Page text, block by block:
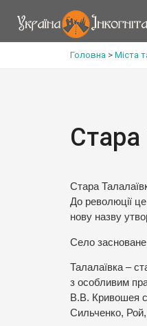
Головна > Міста
Стара
Стара
До революції
нову назву
Село
Талалаївка –
з особливим
В.В. Кривошея
Сильченко, Рой,